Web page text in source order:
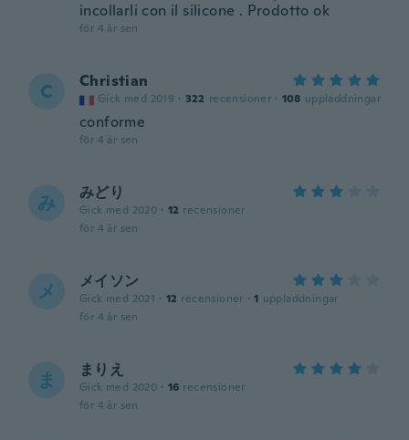
incollarli con il silicone . Prodotto ok
för 4 år sen
C Christian
Gick med 2019 · 322 recensioner · 108 uppladdningar
conforme
för 4 år sen
み みどり
Gick med 2020 · 12 recensioner
för 4 år sen
メ メイソン
Gick med 2021 · 12 recensioner · 1 uppladdningar
för 4 år sen
ま まりえ
Gick med 2020 · 16 recensioner
för 4 år sen